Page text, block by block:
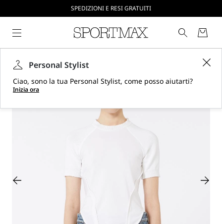
CREA IL TUO ACCOUNT SU SPORTMAX.COM
SPEDIZIONI E RESI GRATUITI
Personal Stylist
Ciao, sono la tua Personal Stylist, come posso aiutarti?
Inizia ora